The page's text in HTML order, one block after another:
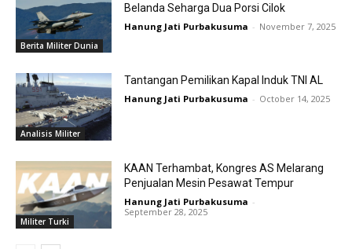
Berita Militer Dunia
Belanda Seharga Dua Porsi Cilok
Hanung Jati Purbakusuma - November 7, 2025
Analisis Militer
Tantangan Pemilikan Kapal Induk TNI AL
Hanung Jati Purbakusuma - October 14, 2025
Militer Turki
KAAN Terhambat, Kongres AS Melarang
Penjualan Mesin Pesawat Tempur
Hanung Jati Purbakusuma -
September 28, 2025